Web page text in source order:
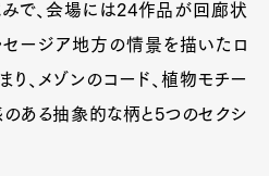
Fashion
GourmetCars
で、会場には24作品が回廊状
セージア地方の情景を描いたロ
り、メゾンのコード、植物モチー
のある抽象的な柄と5つのセクシ